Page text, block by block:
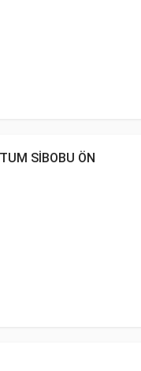
SİBOBU ÖN